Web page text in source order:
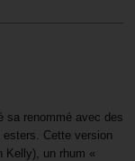
sa renommé avec des
Cette version
Kelly), un rhum «